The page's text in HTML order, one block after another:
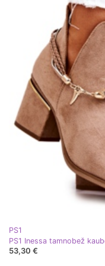
PS1
PS1 Inessa tamnobež
53,30 €